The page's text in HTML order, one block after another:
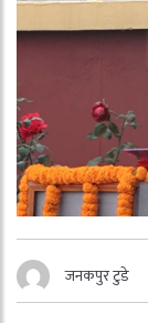
जनकपुर टुडे